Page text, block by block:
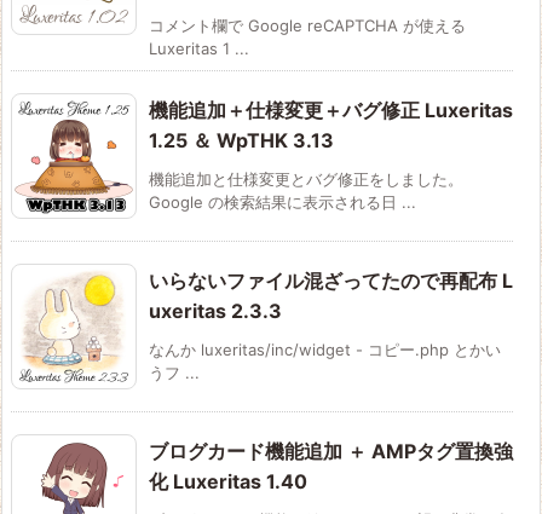
コメント欄で Google reCAPTCHA が使える
Luxeritas 1 ...
機能追加＋仕様変更＋バグ修正 Luxeritas
1.25 ＆ WpTHK 3.13
機能追加と仕様変更とバグ修正をしました。
Google の検索結果に表示される日 ...
いらないファイル混ざってたので再配布 L
uxeritas 2.3.3
なんか luxeritas/inc/widget - コピー.php とかい
うフ ...
ブログカード機能追加 ＋ AMPタグ置換強
化 Luxeritas 1.40